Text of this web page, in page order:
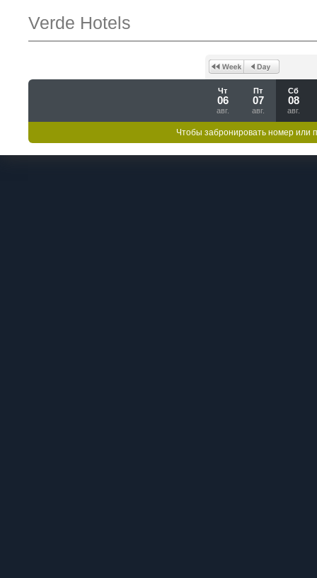
Verde Hotels
Чт
06
авг.
Пт
07
авг.
Сб
08
авг.
Чтобы забронировать номер